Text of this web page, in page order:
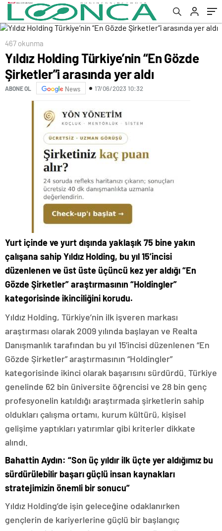
467 okunma
Yıldız Holding Türkiye’nin “En Gözde
Şirketler”i arasında yer aldı
ABONE OL News 17/06/2023 10:32
Yurt içinde ve yurt dışında yaklaşık 75 bine yakın
çalışana sahip Yıldız Holding, bu yıl 15’incisi
düzenlenen ve üst üste üçüncü kez yer aldığı “En
Gözde Şirketler” araştırmasının “Holdingler”
kategorisinde ikinciliğini korudu.
Yıldız Holding, Türkiye’nin ilk işveren markası
araştırması olarak 2009 yılında başlayan ve Realta
Danışmanlık tarafından bu yıl 15’incisi düzenlenen “En
Gözde Şirketler” araştırmasının “Holdingler”
kategorisinde ikinci olarak başarısını sürdürdü. Türkiye
genelinde 62 bin üniversite öğrencisi ve 28 bin genç
profesyonelin katıldığı araştırmada şirketlerin sahip
oldukları çalışma ortamı, kurum kültürü, kişisel
gelişime yaptıkları yatırımlar gibi kriterler dikkate
alındı.
Bahattin Aydın: “Son üç yıldır ilk üçte yer aldığımız bu
sürdürülebilir başarı güçlü insan kaynakları
stratejimizin önemli bir sonucu”
Yıldız Holding’de işin geleceğine odaklanırken
gençlerin de kariyerlerine güçlü bir başlangıç